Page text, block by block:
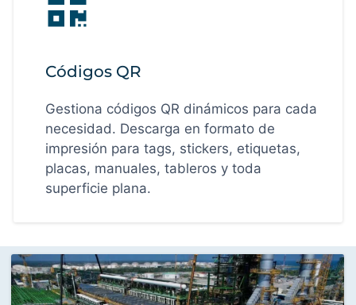
Códigos QR
Gestiona códigos QR dinámicos para cada
necesidad. Descarga en formato de
impresión para tags, stickers, etiquetas,
placas, manuales, tableros y toda
superficie plana.